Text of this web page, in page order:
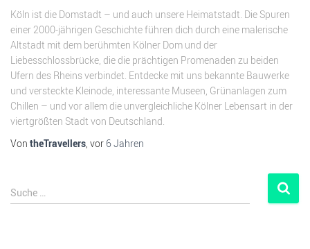
Köln ist die Domstadt – und auch unsere Heimatstadt. Die Spuren
einer 2000-jährigen Geschichte führen dich durch eine malerische
Altstadt mit dem berühmten Kölner Dom und der
Liebesschlossbrücke, die die prächtigen Promenaden zu beiden
Ufern des Rheins verbindet. Entdecke mit uns bekannte Bauwerke
und versteckte Kleinode, interessante Museen, Grünanlagen zum
Chillen – und vor allem die unvergleichliche Kölner Lebensart in der
viertgrößten Stadt von Deutschland.
Von theTravellers , vor 6 Jahren
Suche …